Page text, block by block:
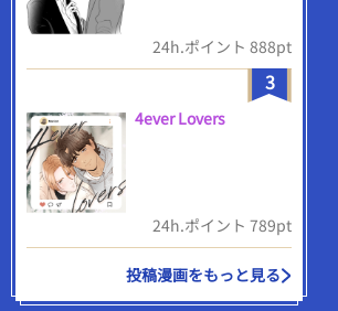
24h.ポイント 888pt
3
4ever Lovers
24h.ポイント 789pt
投稿漫画をもっと見る